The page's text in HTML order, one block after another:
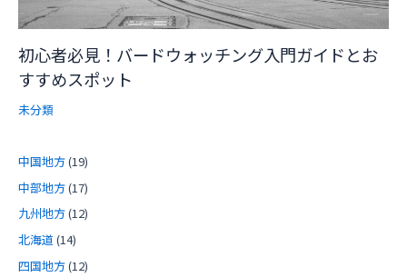
初心者必見！バードウォッチング入門ガイドとお
すすめスポット
未分類
中国地方(19)
中部地方(17)
九州地方(12)
北海道 (14)
四国地方(12)